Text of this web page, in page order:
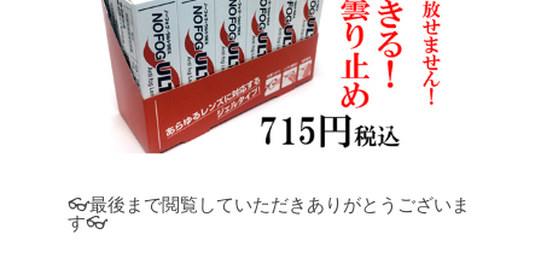
👓最後まで閲覧していただきありがとうございま
す👓